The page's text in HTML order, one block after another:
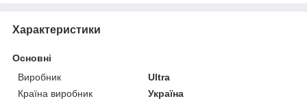
Характеристики
Основні
Виробник
Ultra
Країна виробник
Україна